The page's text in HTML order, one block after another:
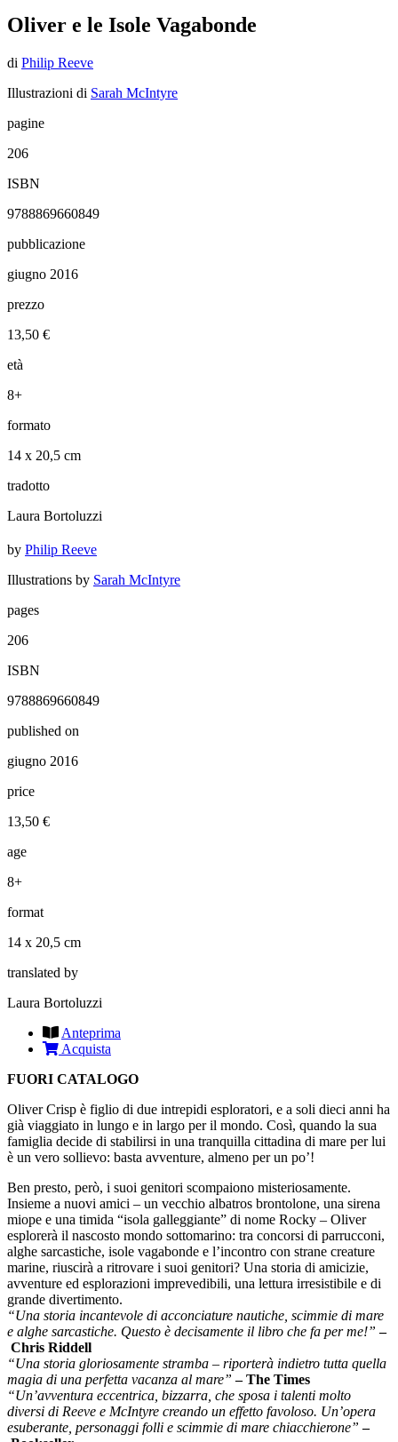
Oliver e le Isole Vagabonde
di Philip Reeve
Illustrazioni di Sarah McIntyre
pagine
206
ISBN
9788869660849
pubblicazione
giugno 2016
prezzo
13,50 €
età
8+
formato
14 x 20,5 cm
tradotto
Laura Bortoluzzi
by Philip Reeve
Illustrations by Sarah McIntyre
pages
206
ISBN
9788869660849
published on
giugno 2016
price
13,50 €
age
8+
format
14 x 20,5 cm
translated by
Laura Bortoluzzi
Anteprima
Acquista
FUORI CATALOGO
Oliver Crisp è figlio di due intrepidi esploratori, e a soli dieci anni ha
già viaggiato in lungo e in largo per il mondo. Così, quando la sua
famiglia decide di stabilirsi in una tranquilla cittadina di mare per lui
è un vero sollievo: basta avventure, almeno per un po’!
Ben presto, però, i suoi genitori scompaiono misteriosamente.
Insieme a nuovi amici – un vecchio albatros brontolone, una sirena
miope e una timida “isola galleggiante” di nome Rocky – Oliver
esplorerà il nascosto mondo sottomarino: tra concorsi di parrucconi,
alghe sarcastiche, isole vagabonde e l’incontro con strane creature
marine, riuscirà a ritrovare i suoi genitori? Una storia di amicizie,
avventure ed esplorazioni imprevedibili, una lettura irresistibile e di
grande divertimento.
“Una storia incantevole di acconciature nautiche, scimmie di mare
e alghe sarcastiche. Questo è decisamente il libro che fa per me!” –
Chris Riddell
“Una storia gloriosamente stramba – riporterà indietro tutta quella
magia di una perfetta vacanza al mare” – The Times
“Un’avventura eccentrica, bizzarra, che sposa i talenti molto
diversi di Reeve e McIntyre creando un effetto favoloso. Un’opera
esuberante, personaggi folli e scimmie di mare chiacchierone” –